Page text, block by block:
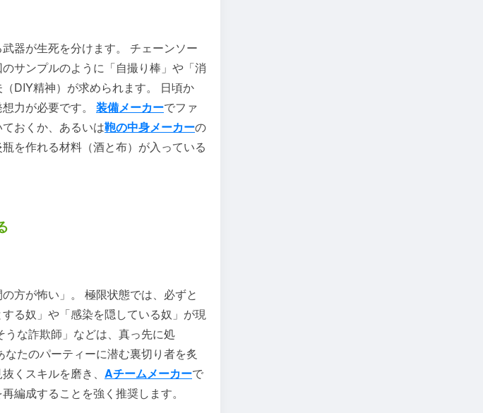
器が生死を分けます。 チェーンソー
サンプルのように「自撮り棒」や「消
DIY精神）が求められます。 日頃か
力が必要です。 装備メーカーでファ
おくか、あるいは鞄の中身メーカーの
を作れる材料（酒と布）が入っている
方が怖い」。 極限状態では、必ずと
る奴」や「感染を隠している奴」が現
な詐欺師」などは、真っ先に処
たのパーティーに潜む裏切り者を炙
くスキルを磨き、 Aチームメーカーで
編成することを強く推奨します。